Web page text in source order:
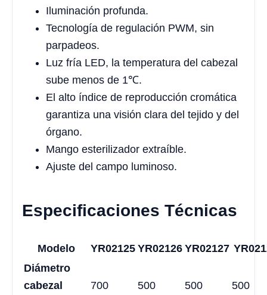
Iluminación profunda.
Tecnología de regulación PWM, sin
parpadeos.
Luz fría LED, la temperatura del cabezal
sube menos de 1℃.
El alto índice de reproducción cromática
garantiza una visión clara del tejido y del
órgano.
Mango esterilizador extraíble.
Ajuste del campo luminoso.
Especificaciones Técnicas
Modelo YR02125 YR02126 YR02127
Diámetro
cabezal
700 500 500 500